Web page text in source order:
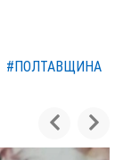
#ПОЛТАВЩИНА